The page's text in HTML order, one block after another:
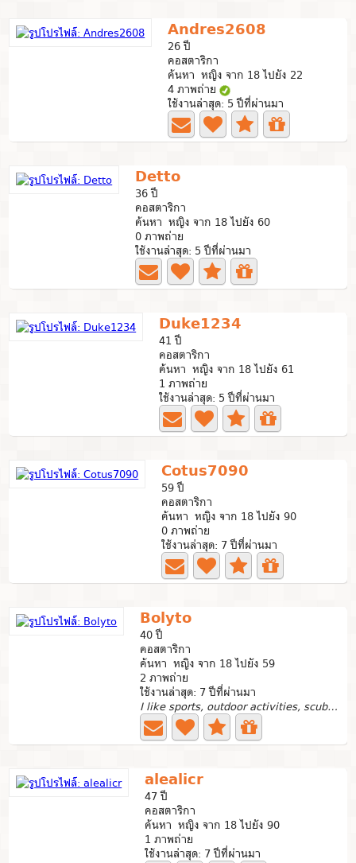
Andres2608
26 ปี
คอสตาริกา
ค้นหา หญิง จาก 18 ไปยัง 22
4 ภาพถ่าย
ใช้งานล่าสุด: 5 ปีที่ผ่านมา
Detto
36 ปี
คอสตาริกา
ค้นหา หญิง จาก 18 ไปยัง 60
0 ภาพถ่าย
ใช้งานล่าสุด: 5 ปีที่ผ่านมา
Duke1234
41 ปี
คอสตาริกา
ค้นหา หญิง จาก 18 ไปยัง 61
1 ภาพถ่าย
ใช้งานล่าสุด: 5 ปีที่ผ่านมา
Cotus7090
59 ปี
คอสตาริกา
ค้นหา หญิง จาก 18 ไปยัง 90
0 ภาพถ่าย
ใช้งานล่าสุด: 7 ปีที่ผ่านมา
Bolyto
40 ปี
คอสตาริกา
ค้นหา หญิง จาก 18 ไปยัง 59
2 ภาพถ่าย
ใช้งานล่าสุด: 7 ปีที่ผ่านมา
I like sports, outdoor activities, scuba diving, fishing,...
alealicr
47 ปี
คอสตาริกา
ค้นหา หญิง จาก 18 ไปยัง 90
1 ภาพถ่าย
ใช้งานล่าสุด: 7 ปีที่ผ่านมา